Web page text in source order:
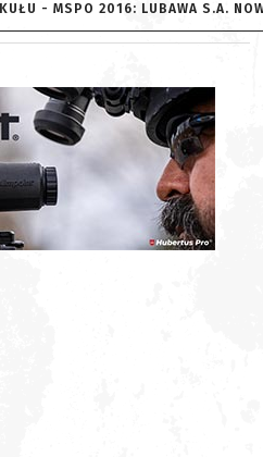
- MSPO 2016: LUBAWA S.A.